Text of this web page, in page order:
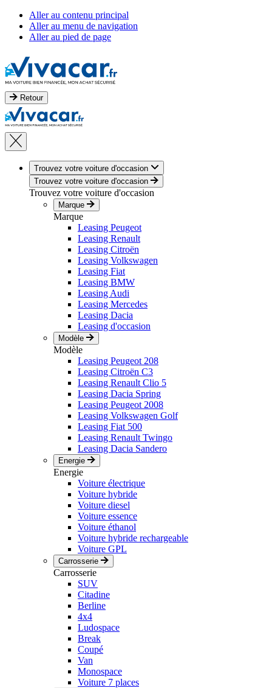
Aller au contenu principal
Aller au menu de navigation
Aller au pied de page
Retour
Trouvez votre voiture d'occasion
Trouvez votre voiture d'occasion
Trouvez votre voiture d'occasion
Marque
Marque
Leasing Peugeot
Leasing Renault
Leasing Citroën
Leasing Volkswagen
Leasing Fiat
Leasing BMW
Leasing Audi
Leasing Mercedes
Leasing Dacia
Leasing d'occasion
Modèle
Modèle
Leasing Peugeot 208
Leasing Citroën C3
Leasing Renault Clio 5
Leasing Dacia Spring
Leasing Peugeot 2008
Leasing Volkswagen Golf
Leasing Fiat 500
Leasing Renault Twingo
Leasing Dacia Sandero
Energie
Energie
Voiture électrique
Voiture hybride
Voiture diesel
Voiture essence
Voiture éthanol
Voiture hybride rechargeable
Voiture GPL
Carrosserie
Carrosserie
SUV
Citadine
Berline
4x4
Ludospace
Break
Coupé
Van
Monospace
Voiture 7 places